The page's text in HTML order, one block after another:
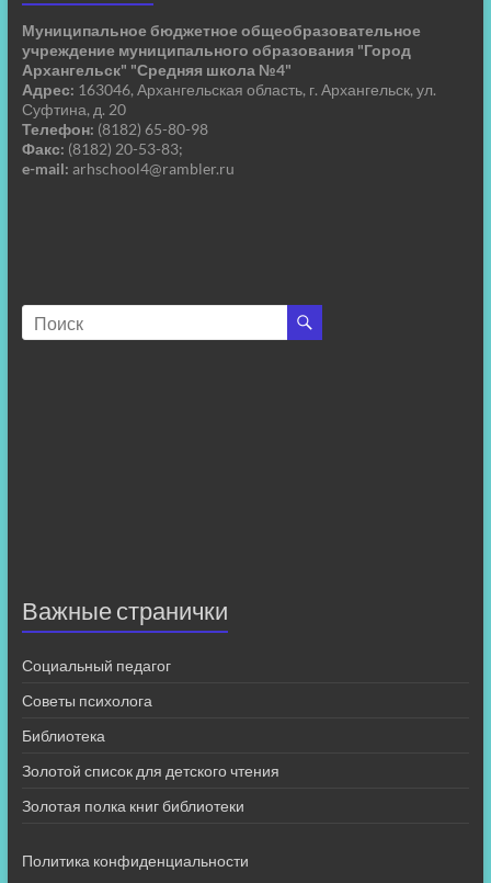
Муниципальное бюджетное общеобразовательное
учреждение муниципального образования "Город
Архангельск" "Средняя школа №4"
Адрес: 163046, Архангельская область, г. Архангельск, ул.
Суфтина, д. 20
Телефон: (8182) 65-80-98
Факс: (8182) 20-53-83;
e-mail: arhschool4@rambler.ru
Важные странички
Социальный педагог
Советы психолога
Библиотека
Золотой список для детского чтения
Золотая полка книг библиотеки
Политика конфиденциальности